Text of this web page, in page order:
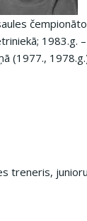
1983.g.
(1977.,
treneris,